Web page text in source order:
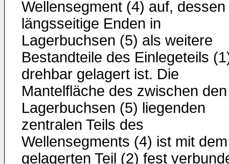
Wellensegment (4) auf, dessen
längsseitige Enden in
Lagerbuchsen (5) als weitere
Bestandteile des Einlegeteils
drehbar gelagert ist. Die
Mantelfläche des zwischen den
Lagerbuchsen (5) liegenden
zentralen Teils des
Wellensegments (4) ist mit dem
gelagerten Teil (2) fest